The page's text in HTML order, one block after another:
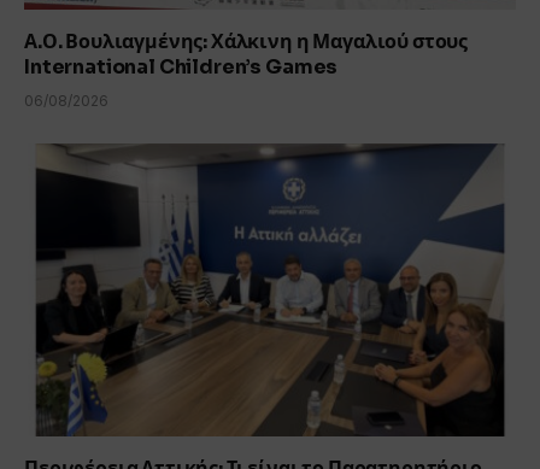
Α.Ο. Βουλιαγμένης: Χάλκινη η Μαγαλιού στους
International Children’s Games
06/08/2026